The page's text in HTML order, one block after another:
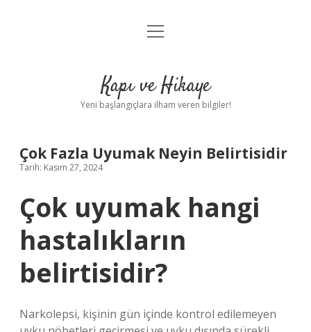
Anasayfa
Yasal Uyarı
menüyü
Kapı ve Hikaye
Yeni başlangıçlara ilham veren bilgiler!
Çok Fazla Uyumak Neyin Belirtisidir
Tarih: Kasım 27, 2024
Çok uyumak hangi
hastalıkların
belirtisidir?
Narkolepsi, kişinin gün içinde kontrol edilemeyen